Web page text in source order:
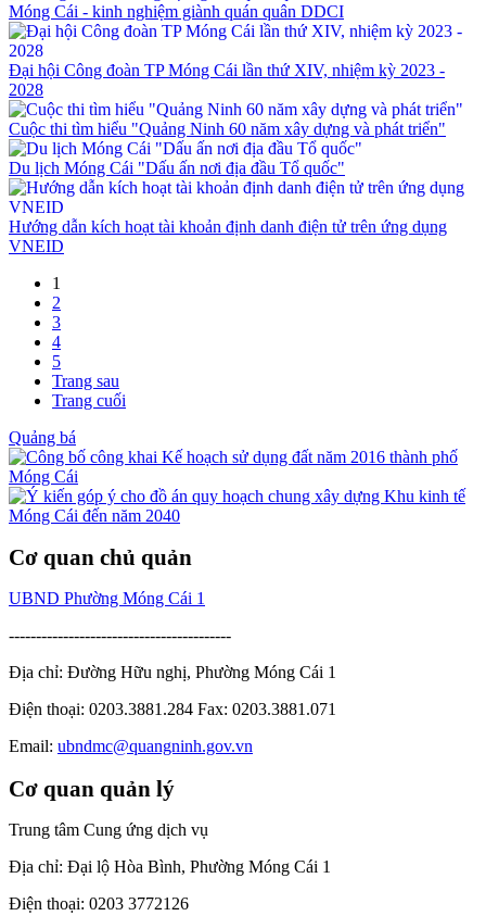
Móng Cái - kinh nghiệm giành quán quân DDCI
Đại hội Công đoàn TP Móng Cái lần thứ XIV, nhiệm kỳ 2023 -
2028
Cuộc thi tìm hiểu "Quảng Ninh 60 năm xây dựng và phát triển"
Du lịch Móng Cái "Dấu ấn nơi địa đầu Tổ quốc"
Hướng dẫn kích hoạt tài khoản định danh điện tử trên ứng dụng
VNEID
1
2
3
4
5
Trang sau
Trang cuối
Quảng bá
Cơ quan chủ quản
UBND Phường Móng Cái 1
-----------------------------------------
Địa chỉ: Đường Hữu nghị, Phường Móng Cái 1
Điện thoại: 0203.3881.284 Fax: 0203.3881.071
Email: ubndmc@quangninh.gov.vn
Cơ quan quản lý
Trung tâm Cung ứng dịch vụ
Địa chỉ: Đại lộ Hòa Bình, Phường Móng Cái 1
Điện thoại: 0203 3772126